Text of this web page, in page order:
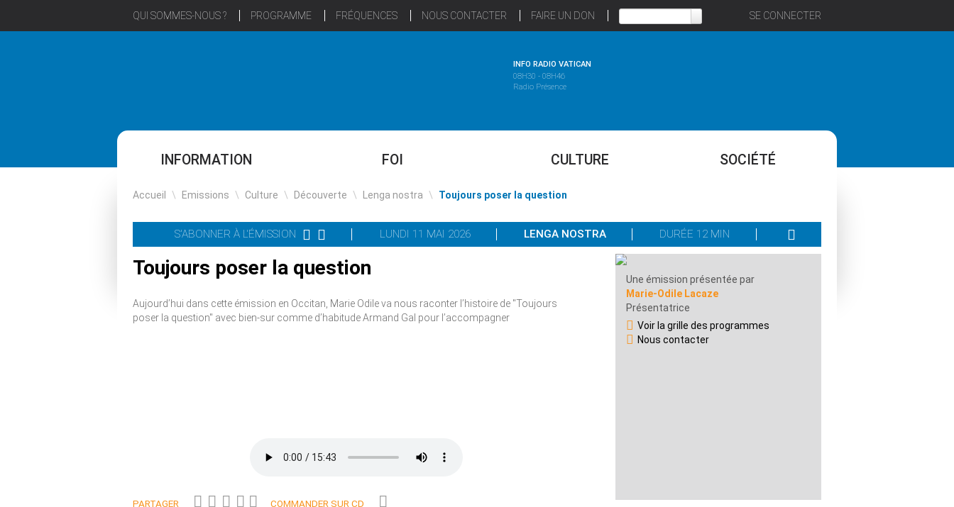
QUI SOMMES-NOUS ? PROGRAMME FRÉQUENCES NOUS CONTACTER FAIRE UN DON SE CONNECTER
INFO RADIO VATICAN
08H30 - 08H46
Radio Présence
INFORMATION FOI CULTURE SOCIÉTÉ
Accueil \ Emissions \ Culture \ Découverte \ Lenga nostra \ Toujours poser la question
S'ABONNER À L'ÉMISSION LUNDI 11 MAI 2026 LENGA NOSTRA DURÉE 12 MIN
Toujours poser la question
Aujourd’hui dans cette émission en Occitan, Marie Odile va nous raconter l’histoire de "Toujours
poser la question" avec bien-sur comme d’habitude Armand Gal pour l’accompagner
PARTAGER COMMANDER SUR CD
Une émission présentée par
Marie-Odile Lacaze
Présentatrice
Voir la grille des programmes
Nous contacter